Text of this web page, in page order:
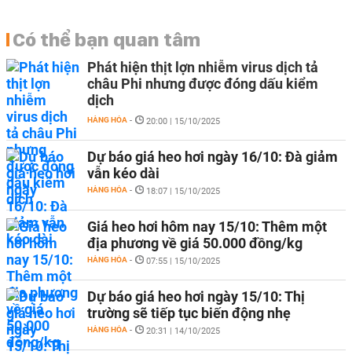
Có thể bạn quan tâm
Phát hiện thịt lợn nhiễm virus dịch tả
châu Phi nhưng được đóng dấu kiểm
dịch
HÀNG HÓA - 20:00 | 15/10/2025
Dự báo giá heo hơi ngày 16/10: Đà giảm
vẫn kéo dài
HÀNG HÓA - 18:07 | 15/10/2025
Giá heo hơi hôm nay 15/10: Thêm một
địa phương về giá 50.000 đồng/kg
HÀNG HÓA - 07:55 | 15/10/2025
Dự báo giá heo hơi ngày 15/10: Thị
trường sẽ tiếp tục biến động nhẹ
HÀNG HÓA - 20:31 | 14/10/2025